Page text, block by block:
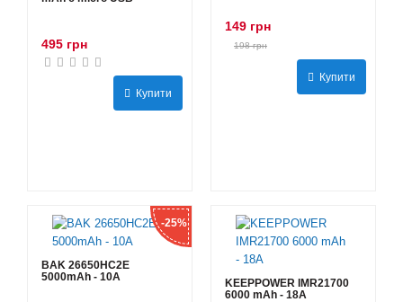
495 грн
Купити
149 грн
198 грн
Купити
-25%
BAK 26650HC2E
5000mAh - 10А
KEEPPOWER IMR21700
6000 mAh - 18А